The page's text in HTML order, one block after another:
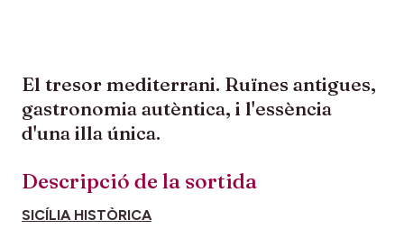
El tresor mediterrani. Ruïnes antigues,
gastronomia autèntica, i l'essència
d'una illa única.
Descripció de la sortida
SICÍLIA HISTÒRICA